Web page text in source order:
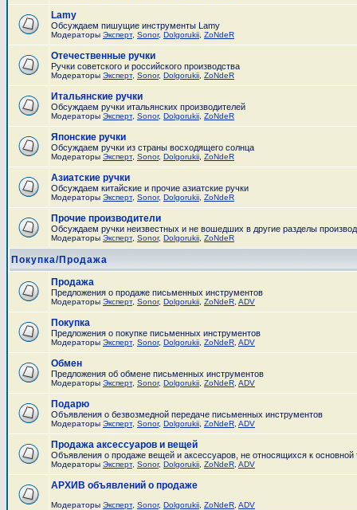
Lamy
Обсуждаем пишущие инструменты Lamy
Модераторы Эксперт, Sonor, Dolgorukii ZoNdeR
Отечественные ручки
Ручки советского и российского производства
Модераторы Эксперт, Sonor, Dolgorukii ZoNdeR
Итальянские ручки
Обсуждаем ручки итальянских производителей
Модераторы Эксперт, Sonor, Dolgorukii ZoNdeR
Японские ручки
Обсуждаем ручки из страны восходящего солнца
Модераторы Эксперт, Sonor, Dolgorukii ZoNdeR
Азиатские ручки
Обсуждаем китайские и прочие азиатские ручки
Модераторы Эксперт, Sonor, Dolgorukii ZoNdeR
Прочие производители
Обсуждаем ручки неизвестных и не вошедших в другие разделы
Модераторы Эксперт, Sonor, Dolgorukii ZoNdeR
Покупка/Продажа
Продажа
Предложения о продаже письменных инструментов
Модераторы Эксперт, Sonor, Dolgorukii ZoNdeR ADV
Покупка
Предложения о покупке письменных инструментов
Модераторы Эксперт, Sonor, Dolgorukii ZoNdeR ADV
Обмен
Предложения об обмене письменных инструментов
Модераторы Эксперт, Sonor, Dolgorukii ZoNdeR ADV
Подарю
Объявления о безвозмедной передаче письменных инструментов
Модераторы Эксперт, Sonor, Dolgorukii ZoNdeR ADV
Продажа аксессуаров и вещей
Объявления о продаже вещей и аксессуаров, не относящихся к
Модераторы Эксперт, Sonor, Dolgorukii ZoNdeR ADV
АРХИВ объявлений о продаже
Модераторы Эксперт, Sonor, Dolgorukii ZoNdeR ADV